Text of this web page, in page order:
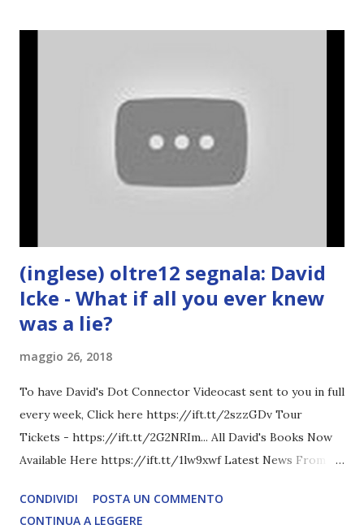
(inglese) oltre12 segnala: David
Icke - What if all you ever knew
was a lie?
maggio 26, 2018
To have David's Dot Connector Videocast sent to you in full
every week, Click here https://ift.tt/2szzGDv Tour
Tickets - https://ift.tt/2G2NRIm... All David's Books Now
Available Here https://ift.tt/1lw9xwf Latest News From
COMPLETO - fonte
CONDIVIDI
POSTA UN COMMENTO
CONTINUA A LEGGERE